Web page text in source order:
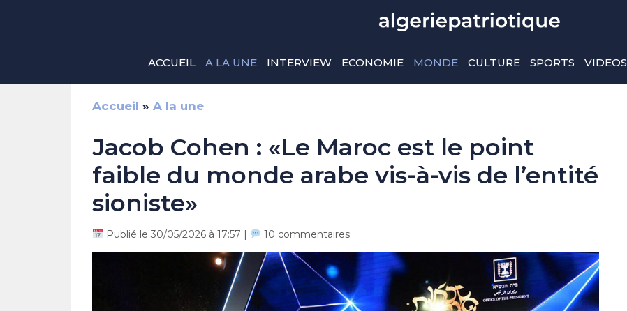
ACCUEIL A LA UNE INTERVIEW ECONOMIE MONDE CULTURE SPORTS VIDEOS
Accueil » A la une
Jacob Cohen : «Le Maroc est le point
faible du monde arabe vis-à-vis de l’entité
sioniste»
Publié le 30/05/2026 à 17:57 | 10 commentaires